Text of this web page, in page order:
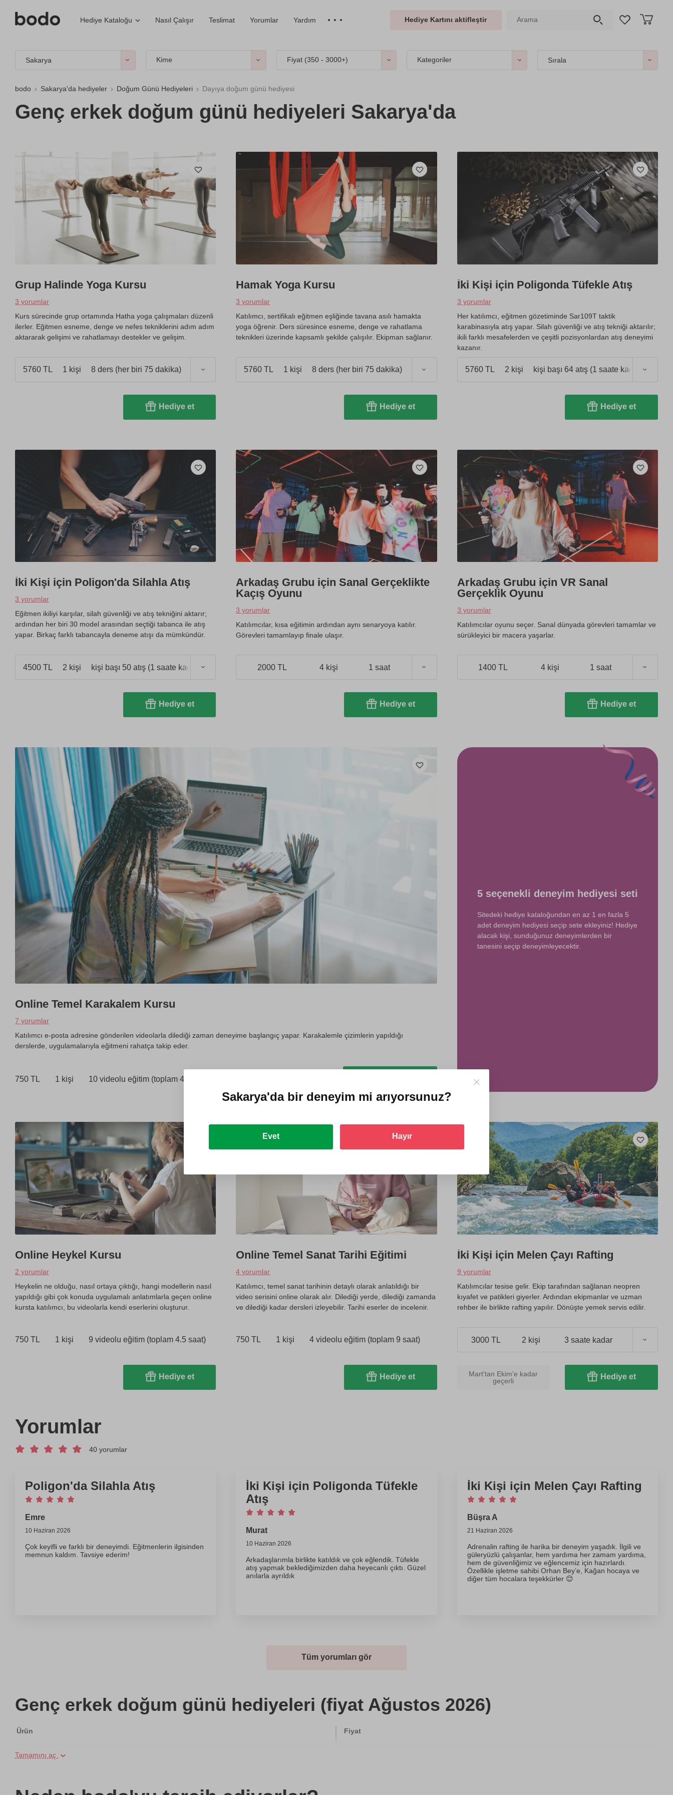
Hediye Kataloğu Nasıl Çalışır Teslimat Yorumlar Yardım Hediye Kartını aktifleştir
Sakarya Kime Fiyat (350 - 3000+) Kategoriler Sırala
bodo Sakarya'da hediyeler Doğum Günü Hediyeleri Dayıya doğum günü hediyesi
Genç erkek doğum günü hediyeleri Sakarya'da
Grup Halinde Yoga Kursu
3 yorumlar
Kurs sürecinde grup ortamında Hatha yoga çalışmaları düzenli
ilerler. Eğitmen esneme, denge ve nefes tekniklerini adım adım
aktararak gelişimi ve rahatlamayı destekler ve gelişim.
5760 TL 1 kişi 8 ders (her biri 75 dakika)
Hediye et
Hamak Yoga Kursu
3 yorumlar
Katılımcı, sertifikalı eğitmen eşliğinde tavana asılı hamakta
yoga öğrenir. Ders süresince esneme, denge ve rahatlama
teknikleri üzerinde kapsamlı şekilde çalışılır. Ekipman sağlanır.
5760 TL 1 kişi 8 ders (her biri 75 dakika)
Hediye et
İki Kişi için Poligonda Tüfekle Atış
3 yorumlar
Her katılımcı, eğitmen gözetiminde Sar109T taktik
karabinasıyla atış yapar. Silah güvenliği ve atış tekniği aktarılır;
ikili farklı mesafelerden ve çeşitli pozisyonlardan atış deneyimi
kazanır.
5760 TL 2 kişi kişi başı 64 atış (1 saate kadar)
Hediye et
İki Kişi için Poligon'da Silahla Atış
3 yorumlar
Eğitmen ikiliyi karşılar, silah güvenliği ve atış tekniğini aktarır;
ardından her biri 30 model arasından seçtiği tabanca ile atış
yapar. Birkaç farklı tabancayla deneme atışı da mümkündür.
4500 TL 2 kişi kişi başı 50 atış (1 saate kadar)
Hediye et
Arkadaş Grubu için Sanal Gerçeklikte
Kaçış Oyunu
3 yorumlar
Katılımcılar, kısa eğitimin ardından aynı senaryoya katılır.
Görevleri tamamlayıp finale ulaşır.
2000 TL 4 kişi 1 saat
Hediye et
Arkadaş Grubu için VR Sanal
Gerçeklik Oyunu
3 yorumlar
Katılımcılar oyunu seçer. Sanal dünyada görevleri tamamlar ve
sürükleyici bir macera yaşarlar.
1400 TL 4 kişi 1 saat
Hediye et
Online Temel Karakalem Kursu
7 yorumlar
Katılımcı e-posta adresine gönderilen videolarla dilediği zaman deneyime başlangıç yapar. Karakalemle çizimlerin yapıldığı
derslerde, uygulamalarıyla eğitmeni rahatça takip eder.
750 TL 1 kişi 10 videolu eğitim (toplam 4.5 saat)
5 seçenekli deneyim hediyesi seti
Sitedeki hediye kataloğundan en az 1 en fazla 5
adet deneyim hediyesi seçip sete ekleyiniz! Hediye
alacak kişi, sunduğunuz deneyimlerden bir
tanesini seçip deneyimleyecektir.
Online Heykel Kursu
2 yorumlar
Heykelin ne olduğu, nasıl ortaya çıktığı, hangi modellerin nasıl
yapıldığı gibi çok konuda uygulamalı anlatımlarla geçen online
kursta katılımcı, bu videolarla kendi eserlerini oluşturur.
750 TL 1 kişi 9 videolu eğitim (toplam 4.5 saat)
Hediye et
Online Temel Sanat Tarihi Eğitimi
4 yorumlar
Katılımcı, temel sanat tarihinin detaylı olarak anlatıldığı bir
video serisini online olarak alır. Dilediği yerde, dilediği zamanda
ve dilediği kadar dersleri izleyebilir. Tarihi eserler de incelenir.
750 TL 1 kişi 4 videolu eğitim (toplam 9 saat)
Hediye et
İki Kişi için Melen Çayı Rafting
9 yorumlar
Katılımcılar tesise gelir. Ekip tarafından sağlanan neopren
kıyafet ve patikleri giyerler. Ardından ekipmanlar ve uzman
rehber ile birlikte rafting yapılır. Dönüşte yemek servis edilir.
3000 TL 2 kişi 3 saate kadar
Mart'tan Ekim'e kadar
geçerli
Hediye et
Yorumlar
40 yorumlar
Poligon'da Silahla Atış
Emre
10 Haziran 2026
Çok keyifli ve farklı bir deneyimdi. Eğitmenlerin ilgisinden
memnun kaldım. Tavsiye ederim!
İki Kişi için Poligonda Tüfekle
Atış
Murat
10 Haziran 2026
Arkadaşlarımla birlikte katıldık ve çok eğlendik. Tüfekle
atış yapmak beklediğimizden daha heyecanlı çıktı. Güzel
anılarla ayrıldık
İki Kişi için Melen Çayı Rafting
Büşra A
21 Haziran 2026
Adrenalin rafting ile harika bir deneyim yaşadık. İlgili ve
güleryüzlü çalışanlar, hem yardıma her zamam yardıma,
hem de güvenliğimiz ve eğlencemiz için hazırlardı.
Özellikle işletme sahibi Orhan Bey’e, Kağan hocaya ve
diğer tüm hocalara teşekkürler 😊
Tüm yorumları gör
Genç erkek doğum günü hediyeleri (fiyat Ağustos 2026)
Ürün Fiyat
Grup Halinde Yoga Kursu
Tamamını aç
Sakarya'dabir deneyim mi arıyorsunuz?
Evet Hayır